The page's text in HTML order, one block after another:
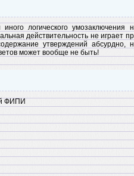
логического умозаключения
действительность не играет
утверждений абсурдно,
может вообще не быть!
ФИПИ